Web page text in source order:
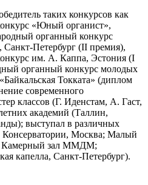
таких конкурсов как
«Юный органист»,
органный конкурс
Санкт-Петербург (II премия),
им. А. Каппа, Эстония (I
органный конкурс молодых
Токката» (диплом
современного
классов (Г. Иденстам, А. Гаст,
академий (Таллин,
выступал в различных
Консерватории, Москва; Малый
Камерный зал ММДМ;
капелла, Санкт-Петербург).